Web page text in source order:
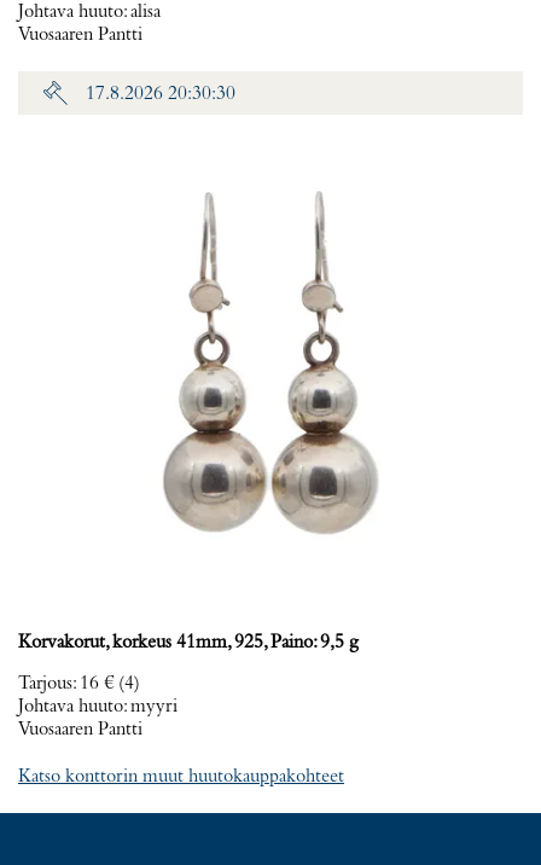
Johtava huuto:alisa
Vuosaaren Pantti
17.8.2026 20:30:30
Korvakorut, korkeus 41mm, 925, Paino: 9,5 g
Tarjous: 16 € (4)
Johtava huuto:myyri
Vuosaaren Pantti
Katso konttorin muut huutokauppakohteet